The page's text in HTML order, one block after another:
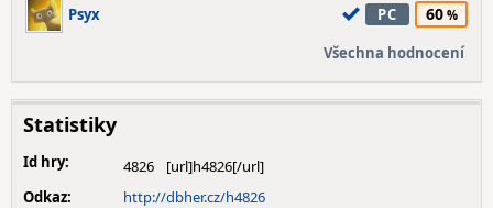
Psyx PC 60
Všechna hodnocení
Statistiky
Id hry:
4826
Odkaz:
http://dbher.cz/h4826